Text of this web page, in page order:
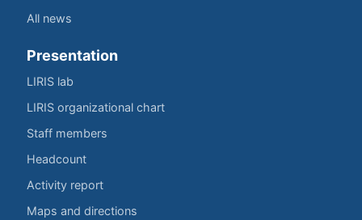
All news
Presentation
LIRIS lab
LIRIS organizational chart
Staff members
Headcount
Activity report
Maps and directions